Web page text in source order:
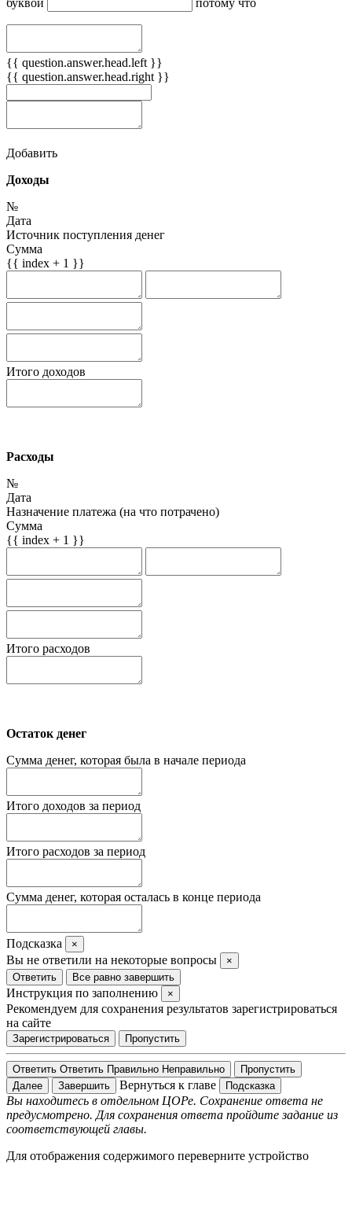
буквой потому что
{{ question.answer.head.left }}
{{ question.answer.head.right }}
Добавить
Доходы
№
Дата
Источник поступления денег
Сумма
{{ index + 1 }}
Итого доходов
Расходы
№
Дата
Назначение платежа (на что потрачено)
Сумма
{{ index + 1 }}
Итого расходов
Остаток денег
Сумма денег, которая была в начале периода
Итого доходов за период
Итого расходов за период
Сумма денег, которая осталась в конце периода
Подсказка ×
Вы не ответили на некоторые вопросы
×
Ответить
Все равно завершить
Инструкция по заполнению ×
Рекомендуем для сохранения результатов зарегистрироваться
на сайте
Зарегистрироваться Пропустить
Ответить Ответить Правильно Неправильно
Пропустить
Далее
Завершить Вернуться к главе Подсказка
Вы находитесь в отдельном ЦОРе. Сохранение ответа не
предусмотрено. Для сохранения ответа пройдите задание из
соответствующей главы.
Для отображения содержимого переверните устройство